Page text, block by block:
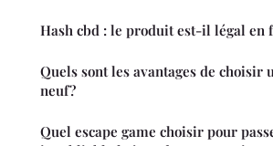
Hash cbd : le produit est-il légal en
Quels sont les avantages de
neuf?
Quel escape game choisir pour